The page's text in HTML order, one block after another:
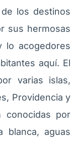
los destinos
sus hermosas
lo acogedores
aquí. El
varias islas,
Providencia y
conocidas por
blanca, aguas